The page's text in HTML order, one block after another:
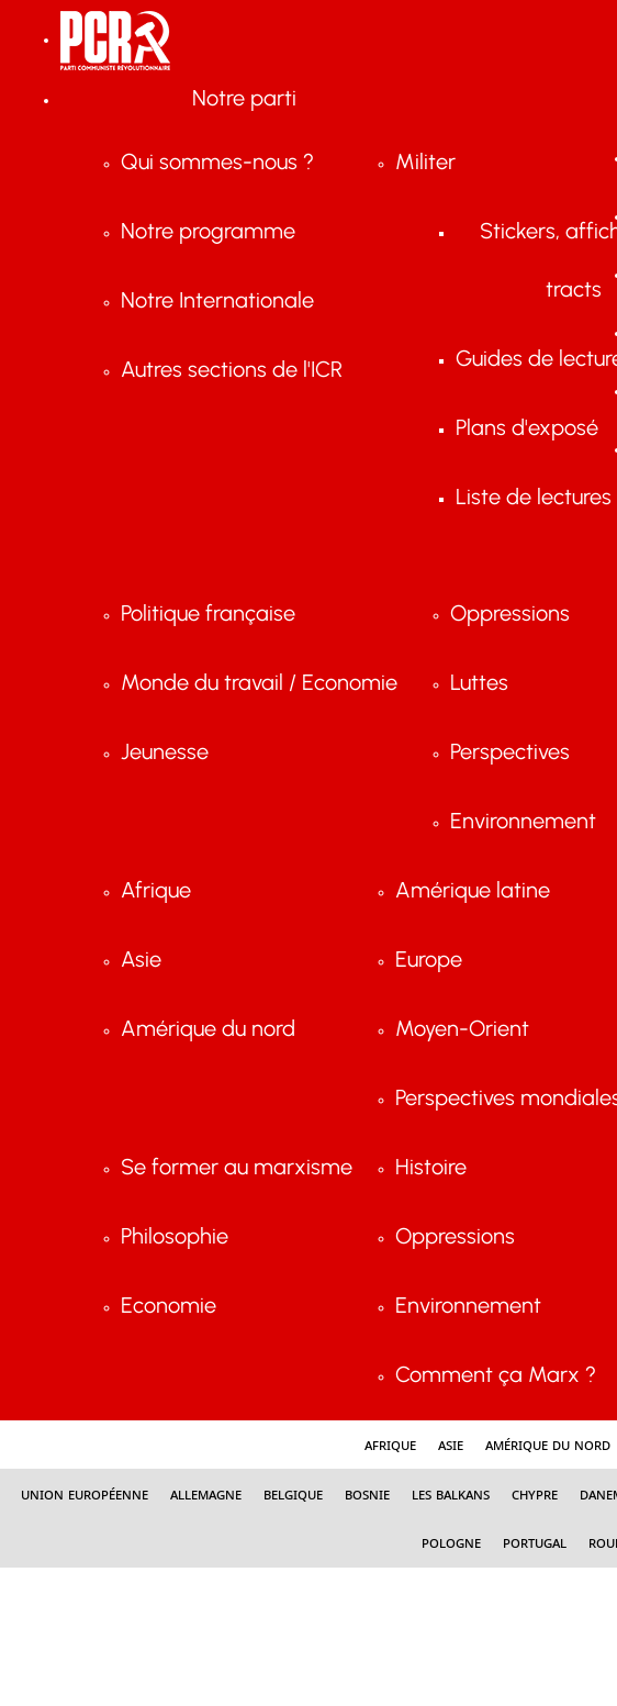
Notre parti
Qui sommes-nous ?
Notre programme
Notre Internationale
Autres sections de l'ICR
Militer
Stickers,
tracts
Guides de
Plans d'exposé
Liste de lectures
Politique française
Monde du travail / Economie
Jeunesse
Oppressions
Luttes
Perspectives
Environnement
Afrique
Asie
Amérique du nord
Amérique latine
Europe
Moyen-Orient
Perspectives
Se former au marxisme
Philosophie
Economie
Histoire
Oppressions
Environnement
Comment ça Marx ?
Afrique Asie Amérique du nord
Union Européenne Allemagne Belgique Bosnie Les Balkans Chypre
Pologne Portugal